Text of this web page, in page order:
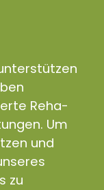
Reha-
Um
und
zu